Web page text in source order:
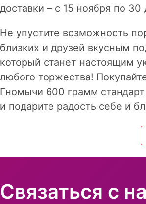
доставки – с 15 ноября по 30
Не упустите возможность
близких и друзей вкусным
который станет настоящим
любого торжества!
Гномычи 600 грамм
и подарите радость себе и
Связаться с